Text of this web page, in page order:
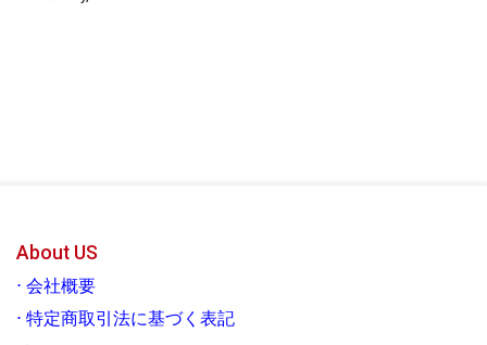
About US
⋅ 会社概要
⋅ 特定商取引法に基づく表記